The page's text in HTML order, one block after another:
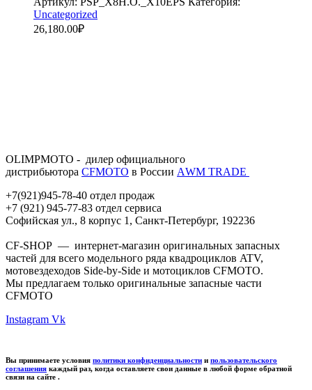
Uncategorized
26,180.00₽
OLIMPMOTO - дилер официального
дистрибьютора CFMOTO в России АWМ TRADE
+7(921)945-78-40 отдел продаж
+7 (921) 945-77-83 отдел сервиса
Софийская ул., 8 корпус 1, Санкт-Петербург, 192236
CF-SHOP — интернет-магазин оригинальных запасных
частей для всего модельного ряда квадроциклов ATV,
мотовездеходов Side-by-Side и мотоциклов CFMOTO.
Мы предлагаем только оригинальные запасные части
CFMOTO
Instagram Vk
Вы принимаете условия политики конфиденциальности и пользовательского
соглашения каждый раз, когда оставляете свои данные в любой форме обратной
связи на сайте .